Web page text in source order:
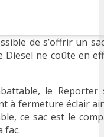
de s’offrir un
ne coûte en
le Reporter
à fermeture éclair
ce sac est le
fac.